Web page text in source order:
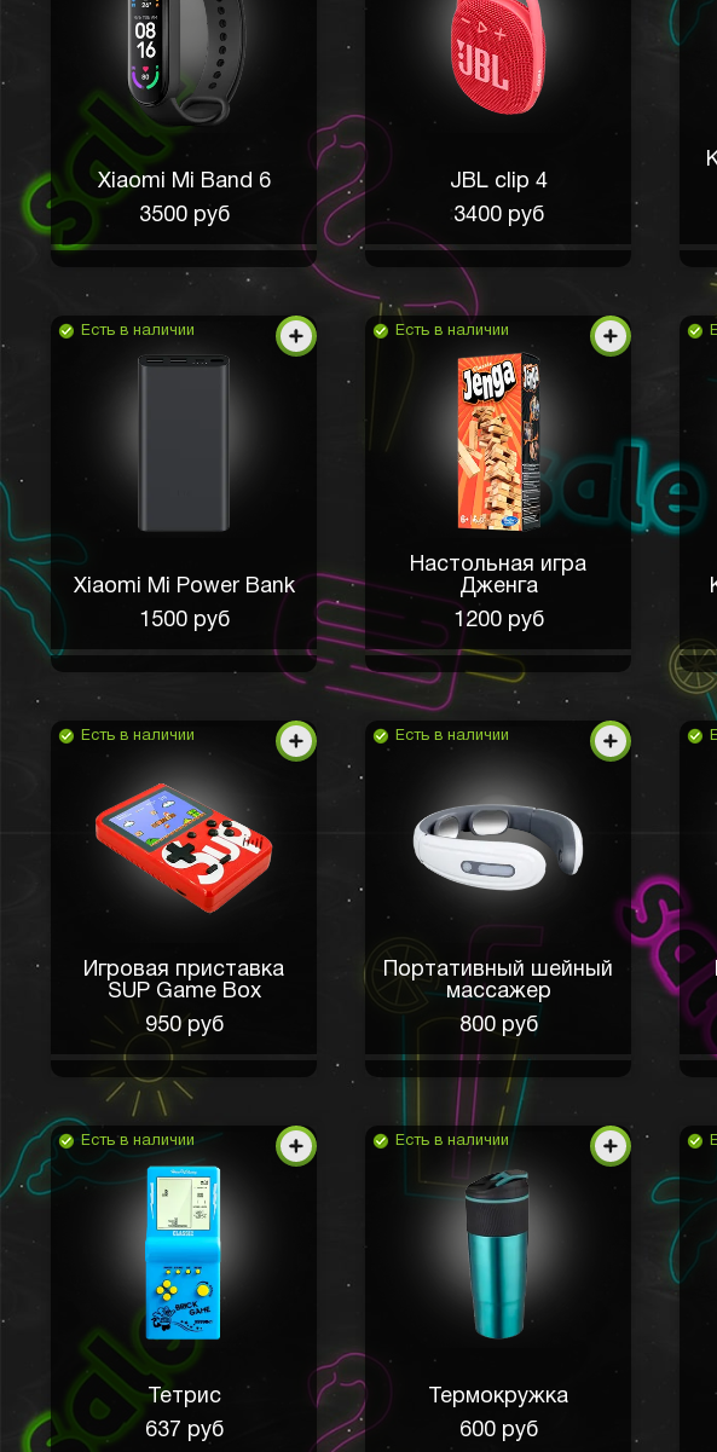
Xiaomi Mi Band 6
3500 руб
JBL clip 4
3400 руб
Есть в наличии
Xiaomi Mi Power Bank
1500 руб
Есть в наличии
Настольная игра
Дженга
1200 руб
Есть в наличии
Игровая приставка
SUP Game Box
950 руб
Есть в наличии
Портативный шейный
массажер
800 руб
Есть в наличии
Тетрис
637 руб
Есть в наличии
Термокружка
600 руб